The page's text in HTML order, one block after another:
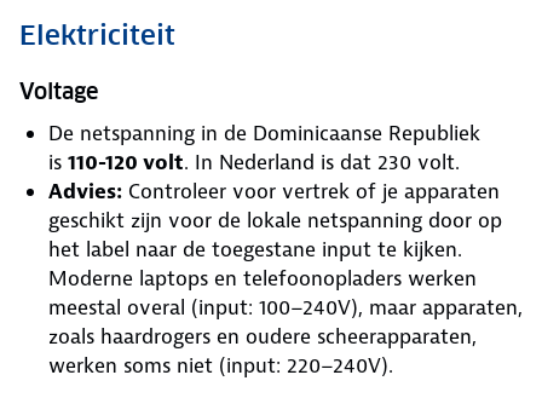
Elektriciteit
Voltage
De netspanning in de Dominicaanse Republiek
is 110-120 volt. In Nederland is dat 230 volt.
Advies: Controleer voor vertrek of je apparaten
geschikt zijn voor de lokale netspanning door op
het label naar de toegestane input te kijken.
Moderne laptops en telefoonopladers werken
meestal overal (input: 100–240V), maar apparaten,
zoals haardrogers en oudere scheerapparaten,
werken soms niet (input: 220–240V).